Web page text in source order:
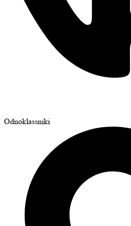
Odnoklassniki